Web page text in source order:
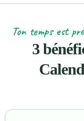
Ton temps est
3